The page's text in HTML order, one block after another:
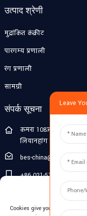
उत्पाद श्रेणी
मुद्रांकित कंक्रीट
पारगम्य प्रणाली
रंग प्रणाली
सामग्री
संपर्क सूचना
कमरा 108जी, पहली
लियानहांग रोड, पुजियांग
bes-
+86 021-51692846
0086 18321330829
Leave
Cookies give you a